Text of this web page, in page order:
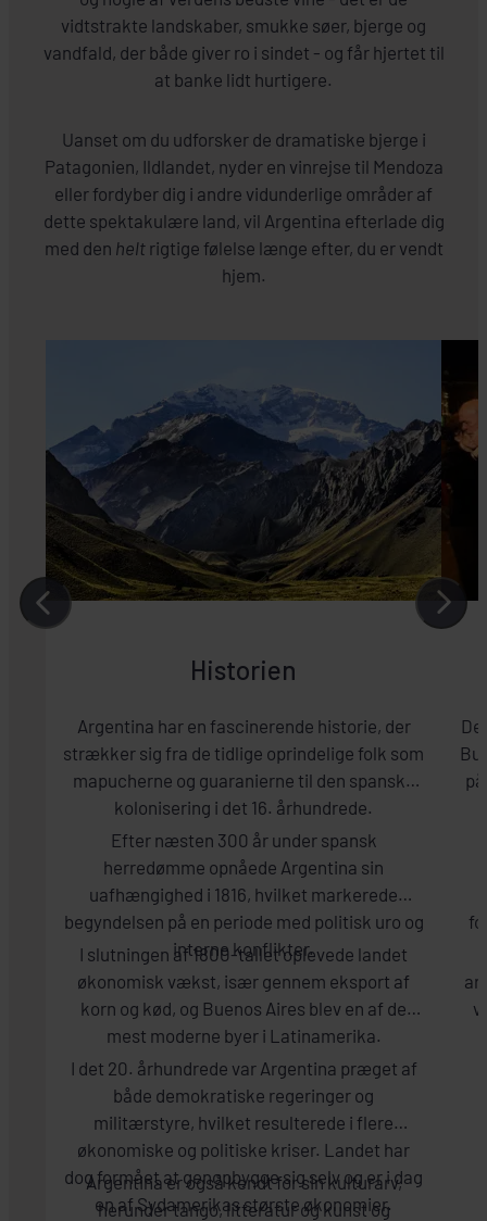
vidtstrakte landskaber, smukke søer, bjerge og
vandfald, der både giver ro i sindet - og får hjertet til
at banke lidt hurtigere.
Uanset om du udforsker de dramatiske bjerge i
Patagonien, Ildlandet, nyder en vinrejse til Mendoza
eller fordyber dig i andre vidunderlige områder af
dette spektakulære land, vil Argentina efterlade dig
med den heltrigtige følelse længe efter, du er vendt
hjem.
Historien
Argentina har en fascinerende historie, der
strækker sig fra de tidlige oprindelige folk som
mapucherne og guaranierne til den spanske
kolonisering i det 16. århundrede.
Efter næsten 300 år under spansk
herredømme opnåede Argentina sin
uafhængighed i 1816, hvilket markerede
begyndelsen på en periode med politisk uro og
interne konflikter.
I slutningen af 1800-tallet oplevede landet
økonomisk vækst, især gennem eksport af
korn og kød, og Buenos Aires blev en af de
mest moderne byer i Latinamerika.
I det 20. århundrede var Argentina præget af
både demokratiske regeringer og
militærstyre, hvilket resulterede i flere
økonomiske og politiske kriser. Landet har
dog formået at genopbygge sig selv og er i dag
en af Sydamerikas største økonomier.
Argentina er også kendt for sin kulturarv,
herunder tango, litteratur og kunst og